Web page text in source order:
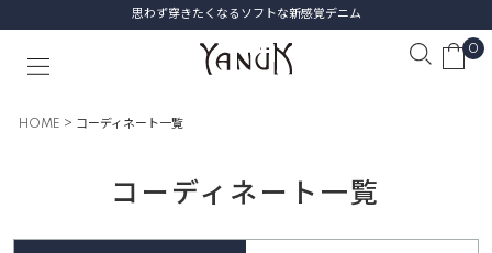
思わず穿きたくなるソフトな新感覚デニム
0
HOME コーディネート一覧
コーディネート一覧